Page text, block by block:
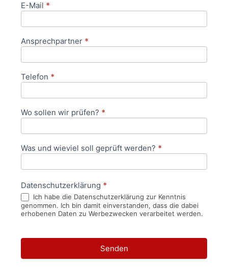
E-Mail *
Ansprechpartner *
Telefon *
Wo sollen wir prüfen? *
Was und wieviel soll geprüft werden? *
Datenschutzerklärung *
Ich habe die Datenschutzerklärung zur Kenntnis
genommen. Ich bin damit einverstanden, dass die dabei
erhobenen Daten zu Werbezwecken verarbeitet werden.
Senden